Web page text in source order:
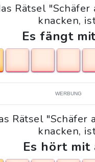
Rätsel
knacken,
Es fängt
WERBUNG
Rätsel "Schäfer
knacken,
Es hört mit